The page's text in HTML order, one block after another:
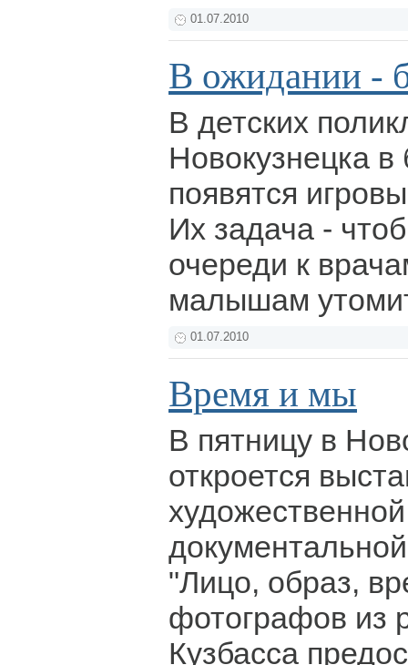
01.07.2010
В ожидании -
В детских
Новокузнецка
появятся
Их задача -
очереди к
малышам
01.07.2010
Время и мы
В пятницу в
откроется
"Лицо, образ,
фотографов из
Кузбасса